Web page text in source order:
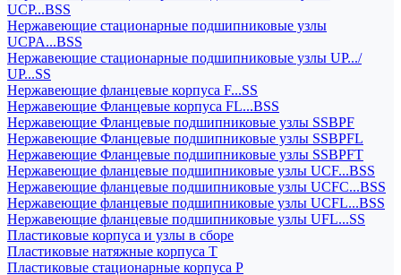
UCP...BSS
Нержавеющие стационарные подшипниковые узлы
UCPA...BSS
Нержавеющие стационарные подшипниковые узлы UP.../
UP...SS
Нержавеющие фланцевые корпуса F...SS
Нержавеющие Фланцевые корпуса FL...BSS
Нержавеющие Фланцевые подшипниковые узлы SSBPF
Нержавеющие Фланцевые подшипниковые узлы SSBPFL
Нержавеющие Фланцевые подшипниковые узлы SSBPFT
Нержавеющие фланцевые подшипниковые узлы UCF...BSS
Нержавеющие фланцевые подшипниковые узлы UCFC...BSS
Нержавеющие фланцевые подшипниковые узлы UCFL...BSS
Нержавеющие фланцевые подшипниковые узлы UFL...SS
Пластиковые корпуса и узлы в сборе
Пластиковые натяжные корпуса T
Пластиковые стационарные корпуса P